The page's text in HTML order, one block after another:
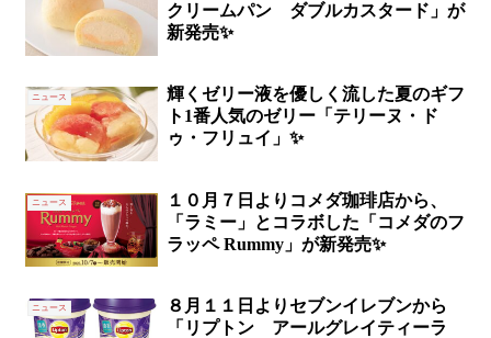
クリームパン ダブルカスタード」が
新発売✨
ニュース
輝くゼリー液を優しく流した夏のギフ
ト1番人気のゼリー「テリーヌ・ド
ゥ・フリュイ」✨
ニュース
１０月７日よりコメダ珈琲店から、
「ラミー」とコラボした「コメダのフ
ラッペ Rummy」が新発売✨
ニュース
８月１１日よりセブンイレブンから
「リプトン アールグレイティーラ